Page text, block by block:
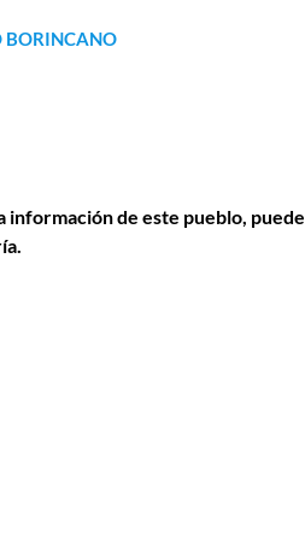
BORINCANO
información de este pueblo, puede